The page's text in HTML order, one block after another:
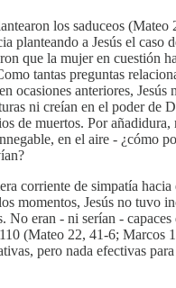
los saduceos
planteando a Jesús el
que la mujer en
tantas preguntas
ocasiones anteriores,
ni creían en el poder de
de muertos. Por
en el aire - ¿cómo
corriente de simpatía
momentos, Jesús no tuvo
eran - ni serían -
(Mateo 22, 41-6; Marcos
pero nada efectivas